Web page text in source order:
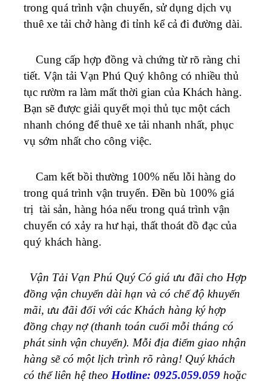
trong quá trình vận chuyển, sử dụng dịch vụ
thuê xe tải chở hàng đi tỉnh kể cả đi đường dài.
Cung cấp hợp đồng và chứng từ rõ ràng chi
tiết. Vận tải Vạn Phú Quý không có nhiều thủ
tục rườm ra làm mất thời gian của Khách hàng.
Bạn sẽ được giải quyết mọi thủ tục một cách
nhanh chóng để thuê xe tải nhanh nhất, phục
vụ sớm nhất cho công việc.
Cam kết bồi thường 100% nếu lỗi hàng do
trong quá trình vận truyển. Đền bù 100% giá
trị tài sản, hàng hóa nếu trong quá trình vận
chuyển có xảy ra hư hại, thất thoát đồ đạc của
quý khách hàng.
Vận Tải Vạn Phú Quý Có giá ưu đãi cho Hợp
đồng vận chuyển dài hạn và có chế độ khuyến
mãi, ưu đãi đối với các Khách hàng ký hợp
đồng chạy nợ (thanh toán cuối mỗi tháng có
phát sinh vận chuyển). Mỗi địa điểm giao nhận
hàng sẽ có một lịch trình rõ ràng! Quý khách
có thể liên hệ theo Hotline: 0925.059.059 hoặc